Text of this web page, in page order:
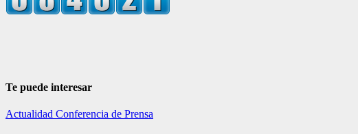
Te puede interesar
Actualidad Conferencia de Prensa